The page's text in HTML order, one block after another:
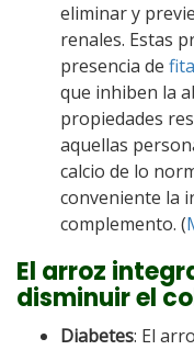
eliminar y
renales. Estas
presencia de
que inhiben la
propiedades
aquellas
calcio de lo
conveniente la
complemento. (
El arroz
disminuir el
Diabetes: El